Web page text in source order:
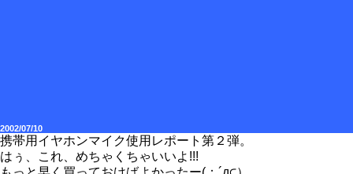
2002/07/10
携帯用イヤホンマイク使用レポート第２弾。
はぅ、これ、めちゃくちゃいいよ!!!